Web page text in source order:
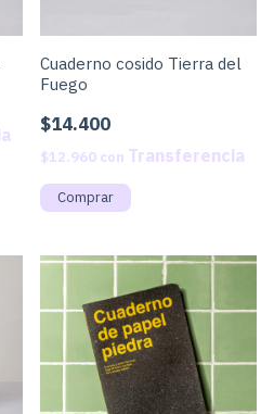
Cuaderno cosido Tierra del
Fuego
$14.400
$12.960 con